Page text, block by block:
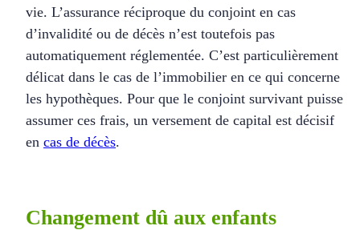
vie. L’assurance réciproque du conjoint en cas
d’invalidité ou de décès n’est toutefois pas
automatiquement réglementée. C’est particulièrement
délicat dans le cas de l’immobilier en ce qui concerne
les hypothèques. Pour que le conjoint survivant puisse
assumer ces frais, un versement de capital est décisif
en cas de décès.
Changement dû aux enfants